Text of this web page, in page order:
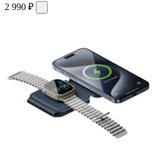
2 990 ₽